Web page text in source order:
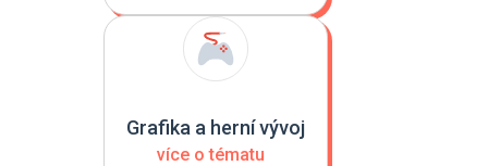
Grafika a herní vývoj
více o tématu